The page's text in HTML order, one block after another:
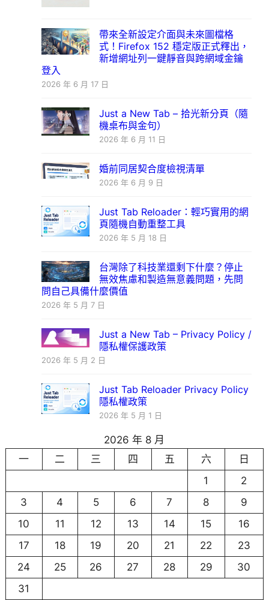
帶來全新設定介面與未來圖檔格
式！Firefox 152 穩定版正式釋出，
新增網址列一鍵靜音與跨網域金鑰
登入
2026 年 6 月 17 日
Just a New Tab – 拾光新分頁（隨
機桌布與金句）
2026 年 6 月 11 日
婚前同居契合度檢視清單
2026 年 6 月 9 日
Just Tab Reloader：輕巧實用的網
頁隨機自動重整工具
2026 年 5 月 18 日
台灣除了科技業還剩下什麼？停止
無效焦慮和製造無意義問題，先問
問自己具備什麼價值
2026 年 5 月 7 日
Just a New Tab – Privacy Policy /
隱私權保護政策
2026 年 5 月 2 日
Just Tab Reloader Privacy Policy
隱私權政策
2026 年 5 月 1 日
2026 年 8 月
一
二 三 四 五 六
日
1
2
3
4 5 6 7 8
9
10
11 12 13 14 15
16
17
18 19 20 21 22
23
24
25 26 27 28 29
30
31